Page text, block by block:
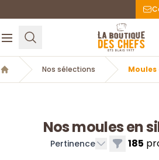
Ouvrir le menuRechercher
La Boutique
Accueil
Nos sélections
Nos moules en
Pertinence Filtres
185